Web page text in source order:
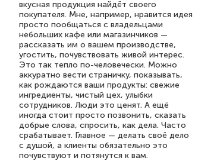
вкусная продукция найдёт своего
покупателя. Мне, например, нравится идея
просто пообщаться с владельцами
небольших кафе или магазинчиков —
рассказать им о вашем производстве,
угостить, почувствовать живой интерес.
Это так тепло по-человечески. Можно
аккуратно вести страничку, показывать,
как рождаются ваши продукты: свежие
ингредиенты, чистый цех, улыбки
сотрудников. Люди это ценят. А ещё
иногда стоит просто позвонить, сказать
добрые слова, спросить, как дела. Часто
срабатывает. Главное — делать своё дело
с душой, а клиенты обязательно это
почувствуют и потянутся к вам.